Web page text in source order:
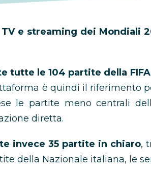
e streaming dei Mondiali
tutte le 104 partite della
è quindi il riferimento
le partite meno centrali
diretta.
invece 35 partite in chiaro,
della Nazionale italiana, le